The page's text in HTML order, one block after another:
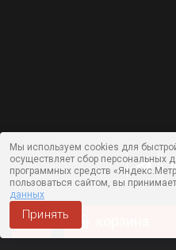
Мы используем cookies для
осуществляет сбор персональных
программных средств
пользоваться сайтом, вы
данных
Принять